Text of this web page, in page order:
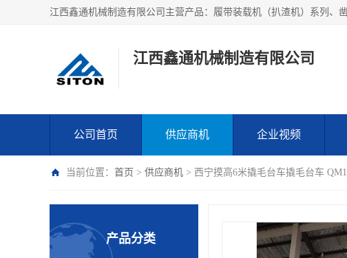
江西鑫通机械制造有限公司
公司首页 供应商机 企业视频
当前位置： 首页 > 供应商机 > 西宁摸高6米撬毛台车撬毛台车 QM1
产品分类